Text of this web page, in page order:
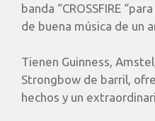
banda “CROSSFIRE
de buena música de un
Tienen Guinness,
Strongbow de barril,
hechos y un